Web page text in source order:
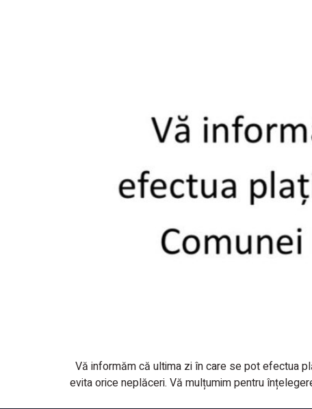
Vă informăm că ultima zi în care se pot efectua
evita orice neplăceri. Vă mulțumim pentru